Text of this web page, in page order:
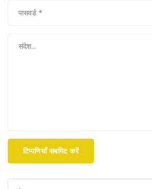
टिप्पणियाँ सबमिट करें